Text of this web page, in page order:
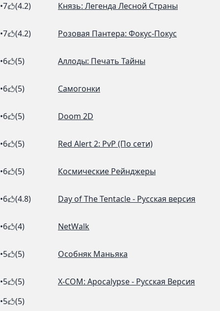
•7 (4.2) Князь: Легенда Лесной Страны
•7 (4.2) Розовая Пантера: Фокус-Покус
•6 (5) Аллоды: Печать Тайны
•6 (5) Самогонки
•6 (5) Doom 2D
•6 (5) Red Alert 2: PvP (По сети)
•6 (5) Космические Рейнджеры
•6 (4.8) Day of The Tentacle - Русская версия
•6 (4) NetWalk
•5 (5) Особняк Маньяка
•5 (5)
X-COM: Apocalypse - Русская Версия
•5
(5)